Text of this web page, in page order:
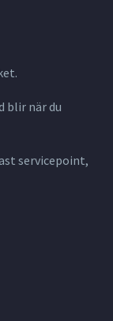
blir när du
servicepoint,